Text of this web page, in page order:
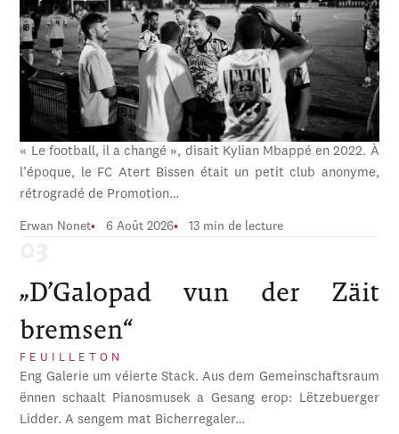
« Le football, il a changé », disait Kylian Mbappé en 2022. À
l’époque, le FC Atert Bissen était un petit club anonyme,
rétrogradé de Promotion…
Erwan Nonet 6 Août 2026 13 min de lecture
„D’Galopad vun der Zäit
bremsen“
FEUILLETON
Eng Galerie um véierte Stack. Aus dem Gemeinschaftsraum
ënnen schaalt Pianosmusek a Gesang erop: Lëtzebuerger
Lidder. A sengem mat Bicherregaler…